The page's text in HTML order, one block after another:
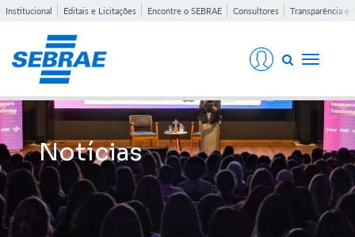
Institucional Editais e Licitações Encontre o SEBRAE Consultores Transparência e
Toggle
Notícias